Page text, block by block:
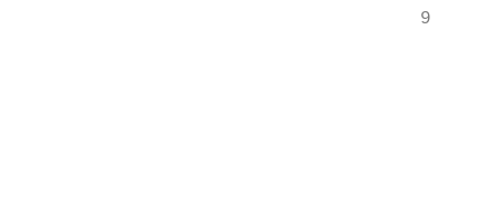
                                    9